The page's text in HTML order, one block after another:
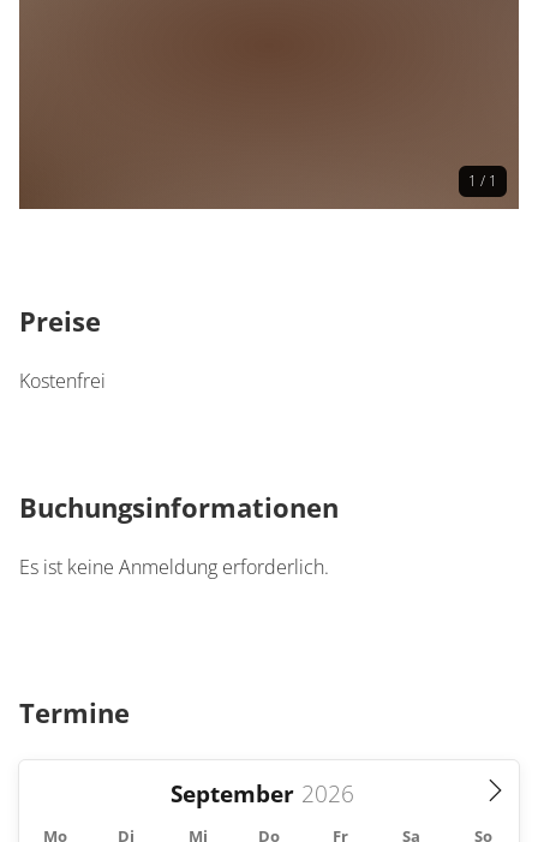
1 / 1
Preise
Kostenfrei
Buchungsinformationen
Es ist keine Anmeldung erforderlich.
Termine
September
Mo Di Mi Do Fr Sa So